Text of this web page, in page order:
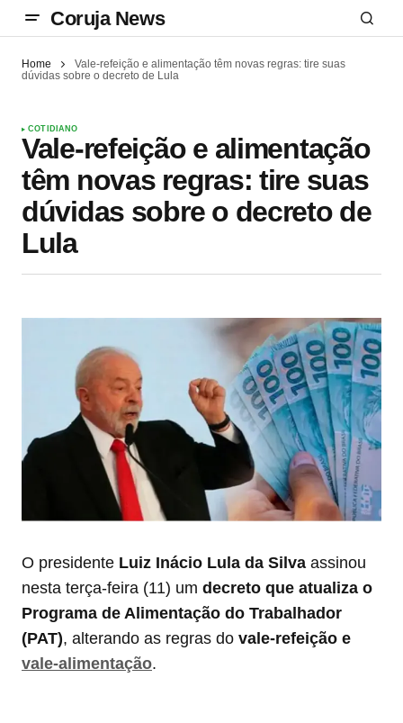
Coruja News
Home
Vale-refeição e alimentação têm novas regras: tire suas
dúvidas sobre o decreto de Lula
COTIDIANO
Vale-refeição e alimentação
têm novas regras: tire suas
dúvidas sobre o decreto de
Lula
O presidente Luiz Inácio Lula da Silva assinou
nesta terça-feira (11) um decreto que atualiza o
Programa de Alimentação do Trabalhador
(PAT), alterando as regras do vale-refeição e
vale-alimentação.